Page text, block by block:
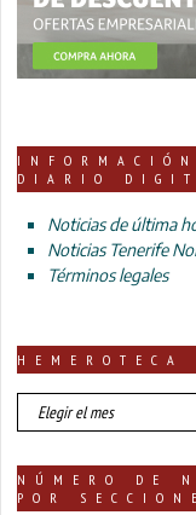
DIARIO
Noticias de última
Noticias Tenerife
Términos legales
HEMEROTECA
DE
NÚMERO DE
POR